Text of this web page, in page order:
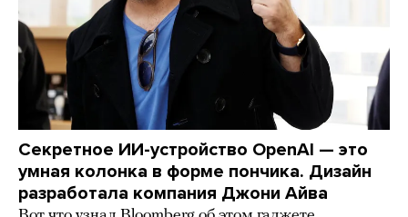
Секретное ИИ-устройство OpenAI — это
умная колонка в форме пончика. Дизайн
разработала компания Джони Айва